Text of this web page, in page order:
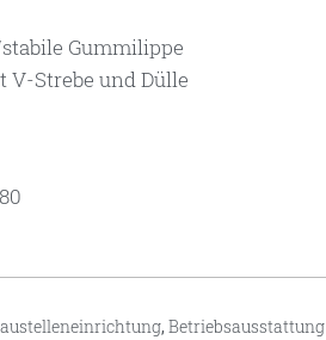
Gummilippe
Strebe und Dülle
,Betriebsausstattung